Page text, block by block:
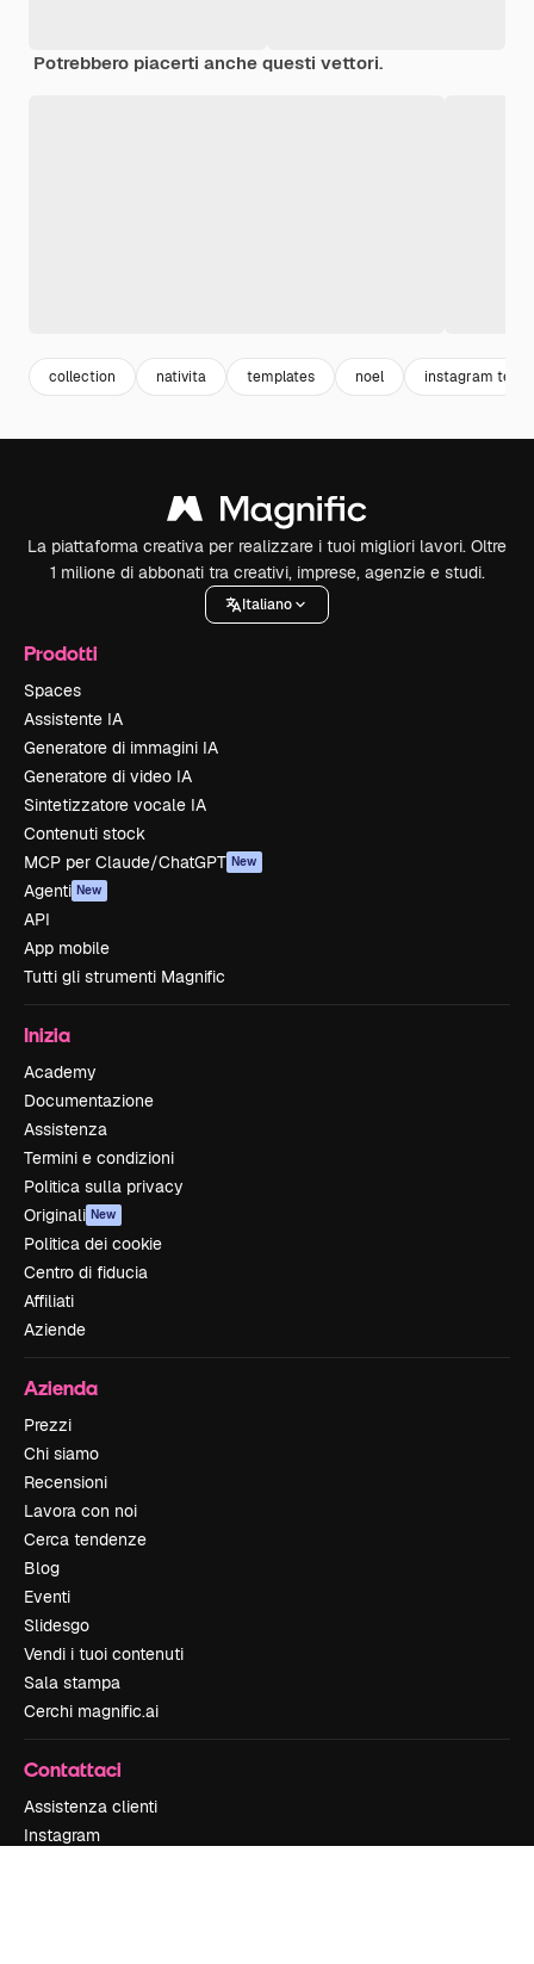
Potrebbero piacerti anche questi vettori.
collection nativita templates noel instagram
La piattaforma creativa per realizzare i tuoi migliori lavori. Oltre
1 milione di abbonati tra creativi, imprese, agenzie e studi.
Italiano
Prodotti
Spaces
Assistente IA
Generatore di immagini IA
Generatore di video IA
Sintetizzatore vocale IA
Contenuti stock
MCP per Claude/ChatGPT New
Agenti New
API
App mobile
Tutti gli strumenti Magnific
Inizia
Academy
Documentazione
Assistenza
Termini e condizioni
Politica sulla privacy
Originali New
Politica dei cookie
Centro di fiducia
Affiliati
Aziende
Azienda
Prezzi
Chi siamo
Recensioni
Lavora con noi
Cerca tendenze
Blog
Eventi
Slidesgo
Vendi i tuoi contenuti
Sala stampa
Cerchi magnific.ai
Contattaci
Assistenza clienti
Instagram